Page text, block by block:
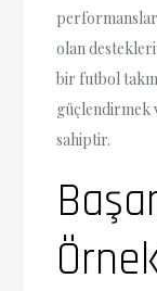
olan
bir futbol
güçlendirmek
sahiptir.